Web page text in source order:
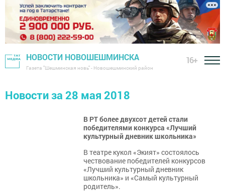
НОВОСТИ НОВОШЕШМИНСКА
Газета "Шешминская новь" - Новошешминский район
16+
Новости за 28 мая 2018
В РТ более двухсот детей стали
победителями конкурса «Лучший
культурный дневник школьника»
В театре кукол «Экият» состоялось
чествование победителей конкурсов
«Лучший культурный дневник
школьника» и «Самый культурный
родитель».